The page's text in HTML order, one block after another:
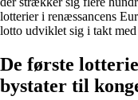
lotterier i renæssancens
lotto udviklet sig i takt
De første
bystater til